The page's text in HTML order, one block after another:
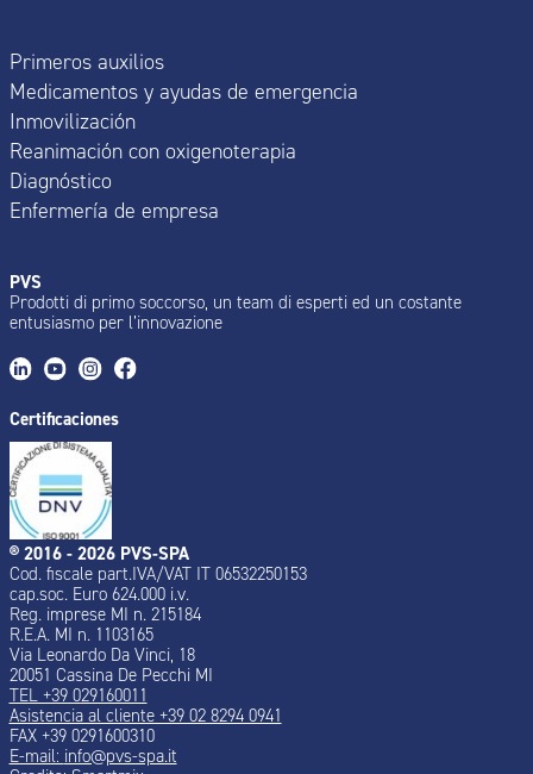
Primeros auxilios
Medicamentos y ayudas de emergencia
Inmovilización
Reanimación con oxigenoterapia
Diagnóstico
Enfermería de empresa
PVS
Prodotti di primo soccorso, un team di esperti ed un costante
entusiasmo per l’innovazione
Certificaciones
® 2016 - 2026 PVS-SPA
Cod. fiscale part.IVA/VAT IT 06532250153
cap.soc. Euro 624.000 i.v.
Reg. imprese MI n. 215184
R.E.A. MI n. 1103165
Via Leonardo Da Vinci, 18
20051 Cassina De Pecchi MI
TEL +39 029160011
Asistencia al cliente +39 02 8294 0941
FAX +39 0291600310
E-mail: info@pvs-spa.it